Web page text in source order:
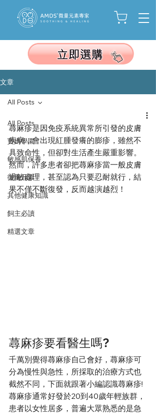
文章
All Posts
寶媽學園
敏感肌保養
微量元素
其他健康知識
飼主必讀
精選文章
All Posts
蕁麻疹是因免疫系統異常所引發的皮膚
疾病，會出現紅腫發癢的膨疹，雖然不
具致命性，但卻對生活產生嚴重影響。
然而，許多患者卻把蕁麻疹當一般皮膚
過敏處理，甚至認為只要忍耐就行，結
果不僅不斷復發，反而越演越烈！
蕁麻疹要看醫生嗎?
千萬別覺得蕁麻疹自己會好，蕁麻疹可
分為慢性與急性，所採取的治療方式也
截然不同，下面就跟著小編認識蕁麻疹!
蕁麻疹通常好發於20到40歲年輕族群，
患者以女性居多，普遍大眾熟悉的是急